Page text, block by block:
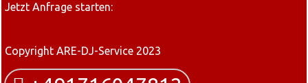
Jetzt Anfrage starten:
Copyright ARE-DJ-Service 2023